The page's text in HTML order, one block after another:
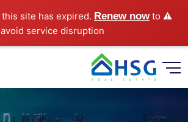
⚠️ Hosting plan for this site has expired.
Renew nowto
avoid service disruption.